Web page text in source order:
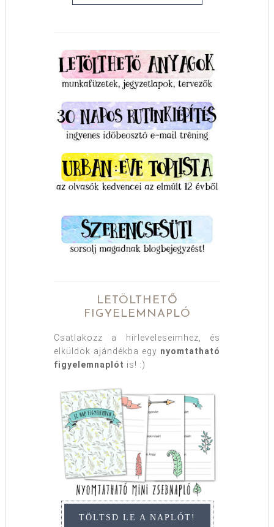
LETÖLTHETŐ
FIGYELEMNAPLÓ
Csatlakozz a hírleveleseimhez, és
elküldök ajándékba egy nyomtatható
figyelemnaplót is! :)
TÖLTSD LE A NAPLÓT!